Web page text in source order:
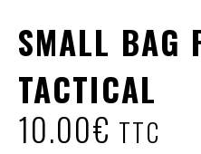
SMALL BAG
TACTICAL
10.00€ TTC